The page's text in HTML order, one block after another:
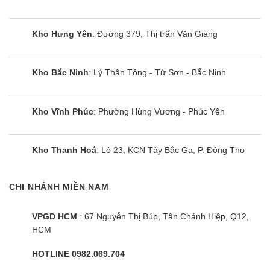
xuống cấp để tránh biến dạng ở những vật dụng
làm ẩm sẽ giảm vi khuẩn và ngăn chặn các hoạt
động của vi rút, và cũng khử mùi các vật dụng.
Kho Hưng Yên: Đường 379, Thị trấn Văn Giang
Kho Bắc Ninh: Lý Thần Tông - Từ Sơn - Bắc Ninh
Kho Vĩnh Phúc: Phường Hùng Vương - Phúc Yên
Kho Thanh Hoá: Lô 23, KCN Tây Bắc Ga, P. Đông Thọ
CHI NHÁNH MIỀN NAM
VPGD HCM : 67 Nguyễn Thị Búp, Tân Chánh Hiệp, Q12,
HCM
HOTLINE 0982.069.704